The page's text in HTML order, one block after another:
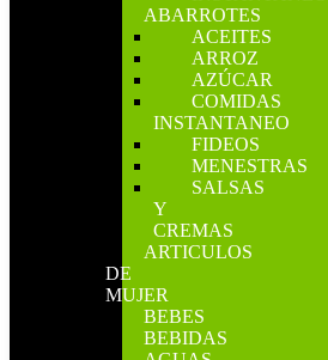
ABARROTES
ACEITES
ARROZ
AZÚCAR
COMIDAS
INSTANTANEO
FIDEOS
MENESTRAS
SALSAS
Y
CREMAS
ARTICULOS
DE
MUJER
BEBES
BEBIDAS